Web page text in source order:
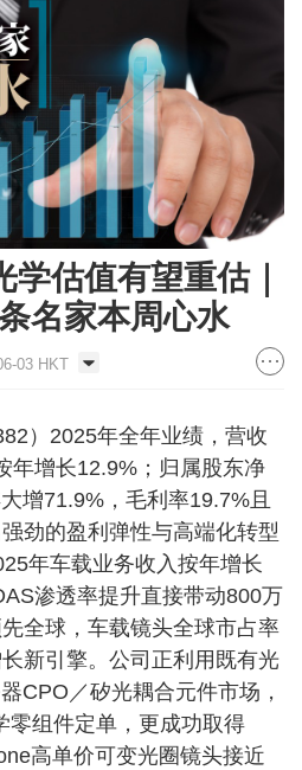
估值有望重估｜
名家本周心水
03 HKT
）2025年全年业绩，营收
年增长12.9%；归属股东净
增71.9%，毛利率19.7%且
劲的盈利弹性与高端化转型
年车载业务收入按年增长
渗透率提升直接带动800万
全球，车载镜头全球市占率
新引擎。公司正利用既有光
CPO／矽光耦合元件市场，
零组件定单，更成功取得
高单价可变光圈镜头接近